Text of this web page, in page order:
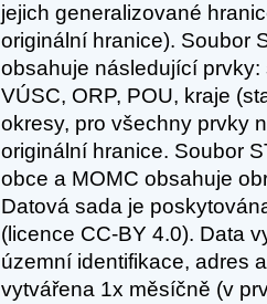
jejich generalizované
originální hranice). Soubor
obsahuje následující
VÚSC, ORP, POU, kraje
okresy, pro všechny prvky
originální hranice. Soubor
obce a MOMC obsahuje
Datová sada je
(licence CC-BY 4.0). Data
územní identifikace, adres
vytvářena 1x měsíčně (v